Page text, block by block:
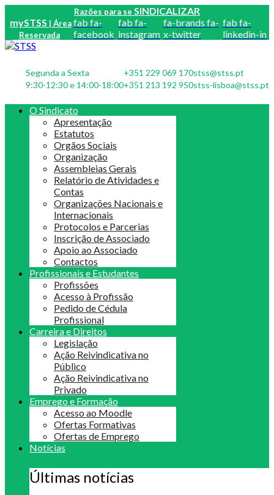
Razões para se SINDICALIZAR
mySTSS | Área
Reservada
fab fa-
facebook
fab fa-
instagram
fa-brands fa-
x-twitter
fab fa-
linkedin-in
Segunda a Sexta
9:30-12:30 e 14:00-18:00
+351 229 069 170
+351 213 192 950
stss@stss.pt
stss-lisboa@stss.pt
O Sindicato
Apresentação
Estatutos
Orgãos Sociais
Organização
Assembleias Gerais
Relatório de Atividades e
Contas
Organizações Nacionais e
Internacionais
Protocolos e Parcerias
Inscrição de Associado
Apoio ao Associado
Contactos
Profissionais e Estudantes
Profissões
Acesso à Profissão
Pedido de Cédula
Profissional
Carreira e Direitos
Legislação
Ação Reivindicativa no
Público
Ação Reivindicativa no
Privado
Emprego e Formação
Acesso ao Moodle
Ofertas Formativas
Ofertas de Emprego
Notícias
Últimas notícias